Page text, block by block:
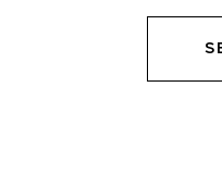
5.100,00